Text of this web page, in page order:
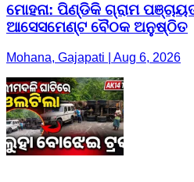
ମୋହନା: ପିଣ୍ଡିକି ଗ୍ରାମ
ଆସେସମେଣ୍ଟ ବୈଠକ ଅନୁଷ୍ଠିତ
Mohana, Gajapati | Aug 6, 2026